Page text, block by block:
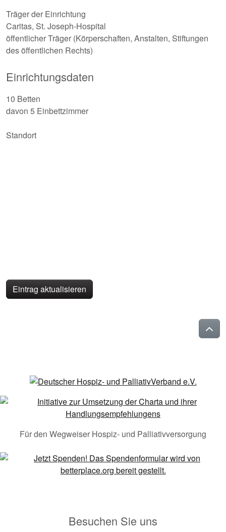
Träger der Einrichtung
Caritas, St. Joseph-Hospital
öffentlicher Träger (Körperschaften, Anstalten, Stiftungen
des öffentlichen Rechts)
Einrichtungsdaten
10 Betten
davon 5 Einbettzimmer
Standort
Eintrag aktualisieren
Für den Wegweiser Hospiz- und Palliativversorgung
Besuchen Sie uns